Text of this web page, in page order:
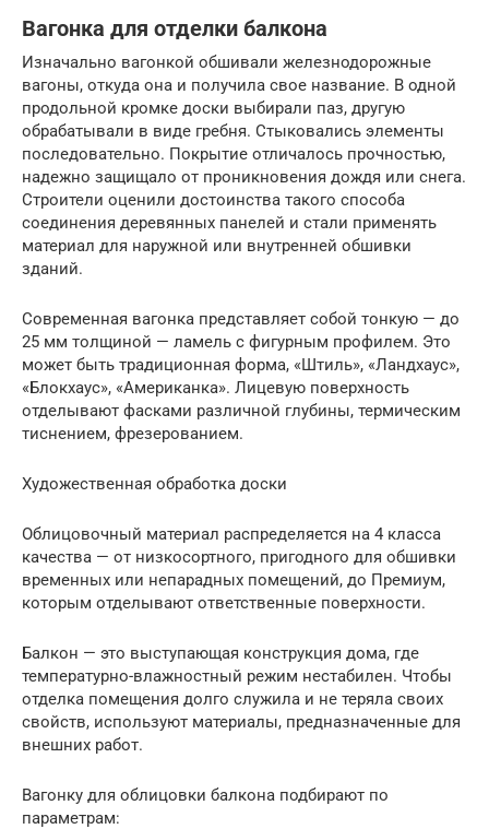
Вагонка для отделки балкона
Изначально вагонкой обшивали железнодорожные
вагоны, откуда она и получила свое название. В одной
продольной кромке доски выбирали паз, другую
обрабатывали в виде гребня. Стыковались элементы
последовательно. Покрытие отличалось прочностью,
надежно защищало от проникновения дождя или снега.
Строители оценили достоинства такого способа
соединения деревянных панелей и стали применять
материал для наружной или внутренней обшивки
зданий.
Современная вагонка представляет собой тонкую — до
25 мм толщиной — ламель с фигурным профилем. Это
может быть традиционная форма, «Штиль», «Ландхаус»,
«Блокхаус», «Американка». Лицевую поверхность
отделывают фасками различной глубины, термическим
тиснением, фрезерованием.
Художественная обработка доски
Облицовочный материал распределяется на 4 класса
качества — от низкосортного, пригодного для обшивки
временных или непарадных помещений, до Премиум,
которым отделывают ответственные поверхности.
Балкон — это выступающая конструкция дома, где
температурно-влажностный режим нестабилен. Чтобы
отделка помещения долго служила и не теряла своих
свойств, используют материалы, предназначенные для
внешних работ.
Вагонку для облицовки балкона подбирают по
параметрам: